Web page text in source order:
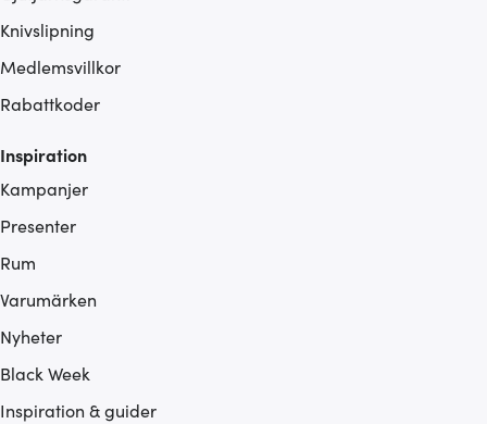
Knivslipning
Medlemsvillkor
Rabattkoder
Inspiration
Kampanjer
Presenter
Rum
Varumärken
Nyheter
Black Week
Inspiration & guider